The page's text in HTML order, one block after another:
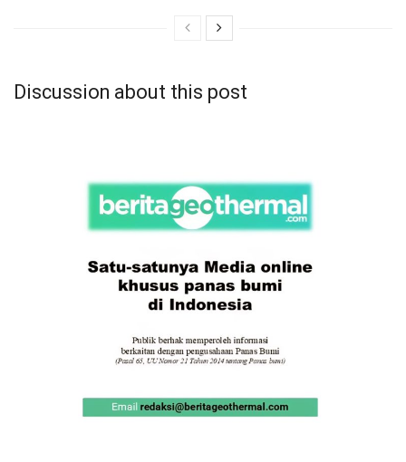
Discussion about this post